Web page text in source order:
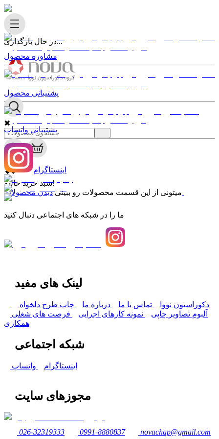
در حال بارگذاری...
✖
0
✖
سبد خرید خالیه!
میتونی از این قسمت محصولات رو ببینی
مشاوره محصول
پشتیبانی محصول
پشتیبانی واتساپ
اینستاگرام
ما را در شبکه های اجتماعی دنبال کنید
لینک های مفید
دکوراسیون نووا تماس با ما درباره ما
چاپ طرح دلخواه
آلبوم تصاویر چاپی
نمونه کارهای اجرایی
فرصت های شغلی
همکاری
شبکه اجتماعی
اینستاگرام واتساپ
مجوزهای سایت
026-32319333 0991-8880837 novachap@gmail.com